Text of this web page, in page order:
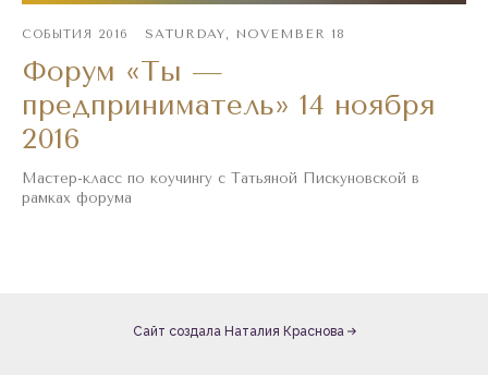
СОБЫТИЯ 2016 SATURDAY, NOVEMBER 18
Форум «Ты —
предприниматель» 14 ноября
2016
Мастер-класс по коучингу с Татьяной Пискуновской в
рамках форума
Сайт создала Наталия Краснова